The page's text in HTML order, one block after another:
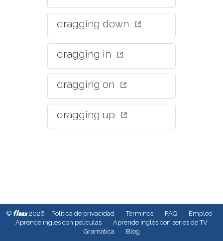
dragging down
dragging in
dragging on
dragging up
© fleex2026 Política de privacidad Términos FAQ
Empleo
Aprende inglés con películas
Aprende inglés con series de TV
Gramàtica
Blog